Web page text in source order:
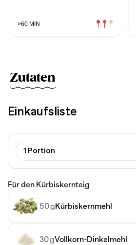
>60 MIN
Zutaten